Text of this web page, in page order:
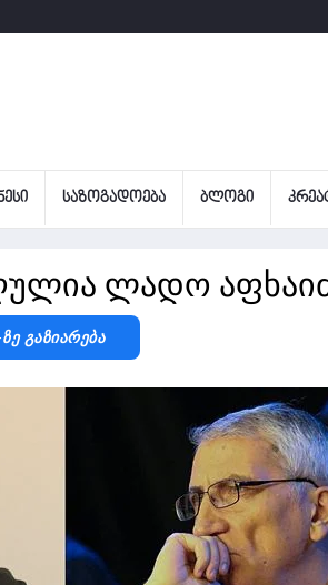
ᲡᲐᲖᲝᲒᲐᲓᲝᲔᲑᲐ ᲑᲚᲝᲒᲘ
ლადო
Ზე Გაზიარება